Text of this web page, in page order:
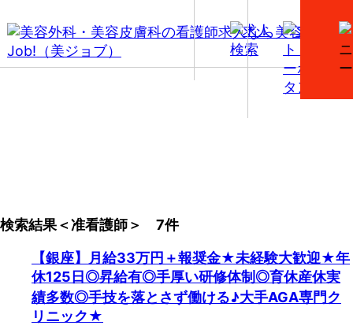
【准看護師】美容外科・美容皮膚科の看護師求人一覧
検索結果＜准看護師＞ 7件
【銀座】月給33万円＋報奨金★未経験大歓迎★年
休125日◎昇給有◎手厚い研修体制◎育休産休実
績多数◎手技を落とさず働ける♪大手AGA専門ク
リニック★